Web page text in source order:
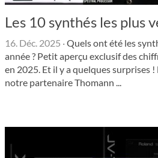
Les 10 synthés les plus
16. Déc. 2025 ·Quels ont été les
année ? Petit aperçu exclusif des
en 2025. Et il y a quelques surprises
notre partenaire Thomann ...